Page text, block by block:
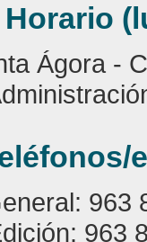
Horario
Ágora -
963
963